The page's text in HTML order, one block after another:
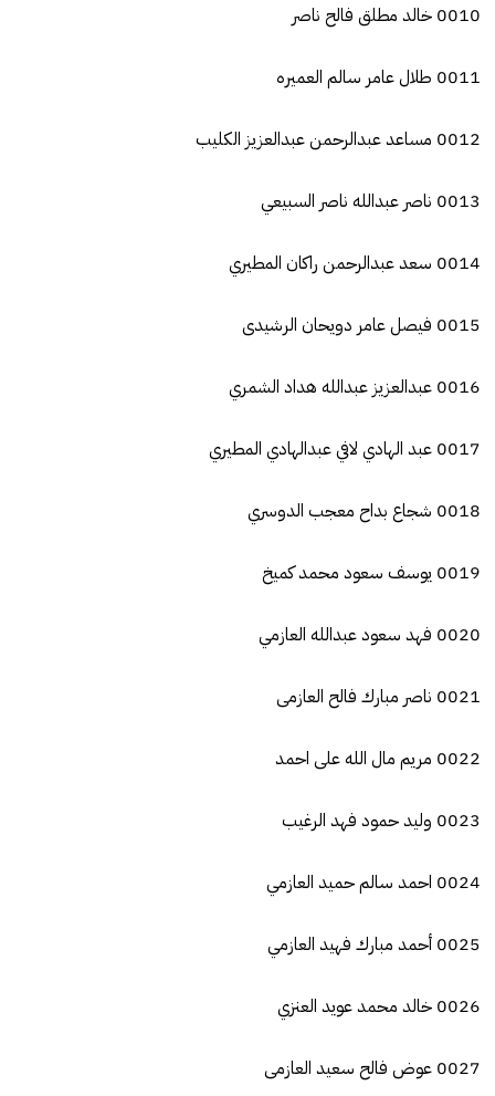
0010 خالد مطلق فالح ناصر
0011 طلال عامر سالم العميره
0012 مساعد عبدالرحمن عبدالعزيز الكليب
0013 ناصر عبدالله ناصر السبيعي
0014 سعد عبدالرحمن راكان المطيري
0015 فيصل عامر دويحان الرشيدى
0016 عبدالعزيز عبدالله هداد الشمري
0017 عبد الهادي لافي عبدالهادي المطيري
0018 شجاع بداح معجب الدوسري
0019 يوسف سعود محمد كميخ
0020 فهد سعود عبدالله العازمي
0021 ناصر مبارك فالح العازمى
0022 مريم مال الله على احمد
0023 وليد حمود فهد الرغيب
0024 احمد سالم حميد العازمي
0025 أحمد مبارك فهيد العازمي
0026 خالد محمد عويد العنزي
0027 عوض فالح سعيد العازمى